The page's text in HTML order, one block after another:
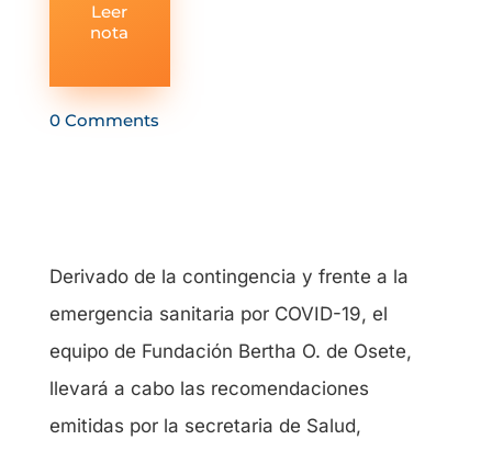
Leer
nota
0 Comments
Derivado de la contingencia y frente a la
emergencia sanitaria por COVID-19, el
equipo de Fundación Bertha O. de Osete,
llevará a cabo las recomendaciones
emitidas por la secretaria de Salud,